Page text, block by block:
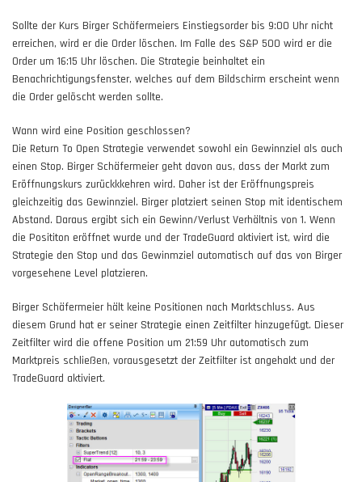
Sollte der Kurs Birger Schäfermeiers Einstiegsorder bis 9:00 Uhr nicht
erreichen, wird er die Order löschen. Im Falle des S&P 500 wird er die
Order um 16:15 Uhr löschen. Die Strategie beinhaltet ein
Benachrichtigungsfenster, welches auf dem Bildschirm erscheint wenn
die Order gelöscht werden sollte.
Wann wird eine Position geschlossen?
Die Return To Open Strategie verwendet sowohl ein Gewinnziel als auch
einen Stop. Birger Schäfermeier geht davon aus, dass der Markt zum
Eröffnungskurs zurückkkehren wird. Daher ist der Eröffnungspreis
gleichzeitig das Gewinnziel. Birger platziert seinen Stop mit identischem
Abstand. Daraus ergibt sich ein Gewinn/Verlust Verhältnis von 1. Wenn
die Posititon eröffnet wurde und der TradeGuard aktiviert ist, wird die
Strategie den Stop und das Gewinmziel automatisch auf das von Birger
vorgesehene Level platzieren.
Birger Schäfermeier hält keine Positionen nach Marktschluss. Aus
diesem Grund hat er seiner Strategie einen Zeitfilter hinzugefügt. Dieser
Zeitfilter wird die offene Position um 21:59 Uhr automatisch zum
Marktpreis schließen, vorausgesetzt der Zeitfilter ist angehakt und der
TradeGuard aktiviert.